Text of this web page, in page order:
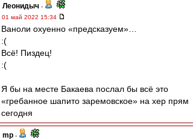
Леонидыч -
01 май 2022 15:34
Ваноли охуенно «предсказуем»…
:(
Всё! Пиздец!
:(
Я бы на месте Бакаева послал бы всё это
«гребанное шапито заремовское» на хер прям
сегодня
mp -